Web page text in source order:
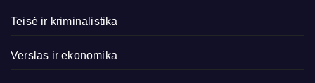
Teisė ir kriminalistika
Verslas ir ekonomika